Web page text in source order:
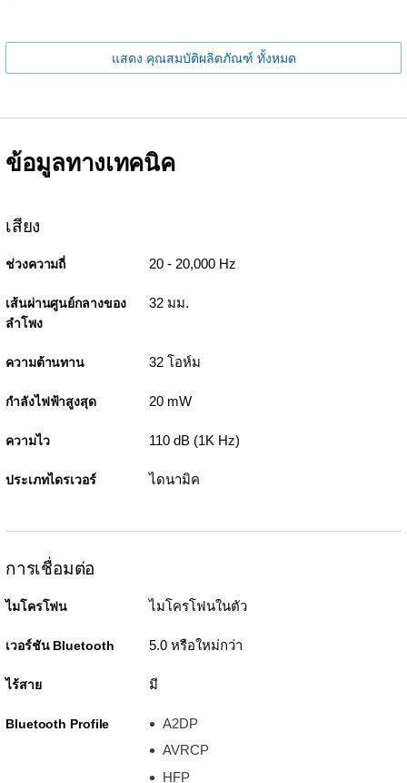
แสดง คุณสมบัติผลิตภัณฑ์ ทั้งหมด
ข้อมูลทางเทคนิค
เสียง
ช่วงความถี่ 20 - 20,000 Hz
เส้นผ่านศูนย์กลางของ
ลำโพง
32 มม.
ความต้านทาน 32 โอห์ม
กำลังไฟฟ้าสูงสุด 20 mW
ความไว 110 dB (1K Hz)
ประเภทไดรเวอร์ ไดนามิค
การเชื่อมต่อ
ไมโครโฟน ไมโครโฟนในตัว
เวอร์ชัน Bluetooth 5.0 หรือใหม่กว่า
ไร้สาย มี
Bluetooth Profile
A2DP
AVRCP
HFP